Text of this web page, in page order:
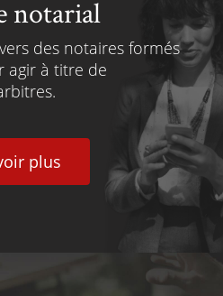
notarial
des notaires formés
agir à titre de
plus